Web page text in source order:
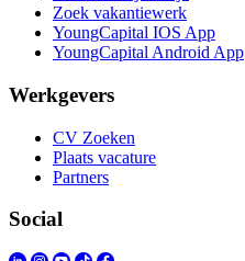
Zoek vakantiewerk
YoungCapital IOS App
YoungCapital Android App
Werkgevers
CV Zoeken
Plaats vacature
Partners
Social